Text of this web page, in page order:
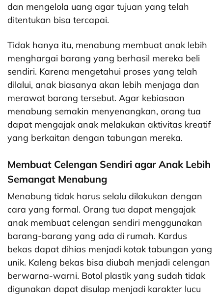
dan mengelola uang agar tujuan yang telah
ditentukan bisa tercapai.
Tidak hanya itu, menabung membuat anak lebih
menghargai barang yang berhasil mereka beli
sendiri. Karena mengetahui proses yang telah
dilalui, anak biasanya akan lebih menjaga dan
merawat barang tersebut. Agar kebiasaan
menabung semakin menyenangkan, orang tua
dapat mengajak anak melakukan aktivitas kreatif
yang berkaitan dengan tabungan mereka.
Membuat Celengan Sendiri agar Anak Lebih
Semangat Menabung
Menabung tidak harus selalu dilakukan dengan
cara yang formal. Orang tua dapat mengajak
anak membuat celengan sendiri menggunakan
barang-barang yang ada di rumah. Kardus
bekas dapat dihias menjadi kotak tabungan yang
unik. Kaleng bekas bisa diubah menjadi celengan
berwarna-warni. Botol plastik yang sudah tidak
digunakan dapat disulap menjadi karakter lucu